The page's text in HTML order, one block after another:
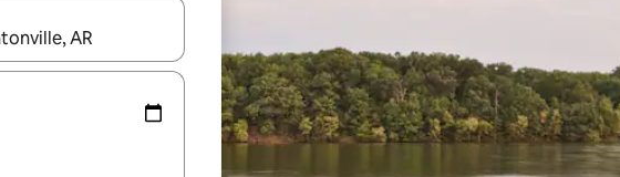
zijn, maak je een keuze met je de pijltjestoetsen omhoog en omlaag, óf door